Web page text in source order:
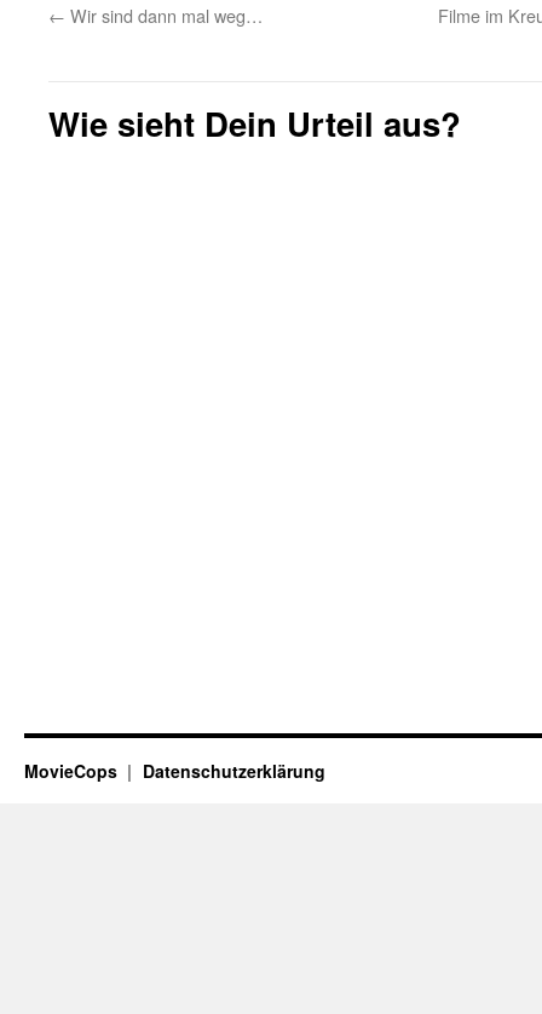
← Wir sind dann mal weg… Filme im
Wie sieht Dein Urteil aus?
MovieCops Datenschutzerklärung